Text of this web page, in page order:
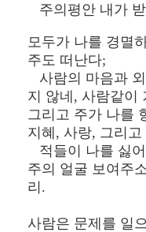
주의평안 내가
모두가 나를 경멸
주도 떠난다;
사람의 마음과
지 않네, 사람같이
그리고 주가 나를
지혜, 사랑, 그리
적들이 나를 싫
주의 얼굴 보여주
리.
사람은 문제를 일